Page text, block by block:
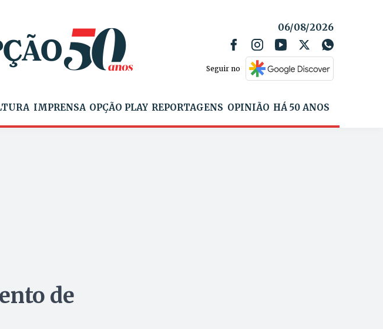
06/08/2026
Seguir no
IMPRENSA OPÇÃO PLAY REPORTAGENS OPINIÃO HÁ 50 ANOS
de